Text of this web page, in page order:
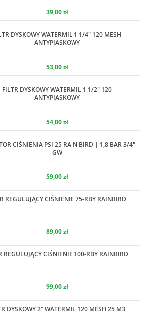
39,00 zł
DYSKOWY WATERMIL 1 1/4" 120 MESH
ANTYPIASKOWY
53,00 zł
FILTR DYSKOWY WATERMIL 1 1/2" 120
ANTYPIASKOWY
54,00 zł
CIŚNIENIA PSI 25 RAIN BIRD | 1,8 BAR 3/4"
GW
59,00 zł
REGULUJĄCY CIŚNIENIE 75-RBY RAINBIRD
89,00 zł
REGULUJĄCY CIŚNIENIE 100-RBY RAINBIRD
99,00 zł
DYSKOWY 2" WATERMIL 120 MESH 25 M3